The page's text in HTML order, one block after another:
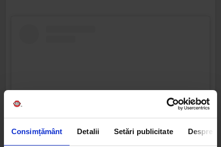
Consimțământ Detalii Setări publicitate Despre